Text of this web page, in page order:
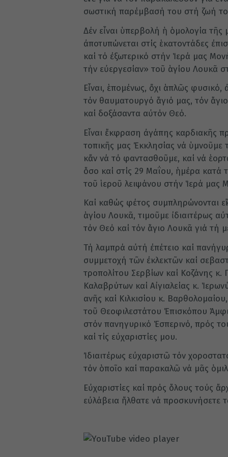
σωστική παρέμβασή του στή ζωή
Δέν εἶναι ὑπερβολή ἡ ὁμολογία τῆς
ἀποτυπώ­νε­ται στίς ἑκατοντάδες
καί τό ἐξωτερικό στήν Ἱερά μας
τήν εὐεργεσίαν» τοῦ ἁγίου Λουκᾶ
Εἶναι, ἑπομένως, ὄχι ἁπλῶς φυσι­κό,
τόν θαυμα­τουργό ἅγιό μας, τόν
καί δοξάσαντα αὐτόν Θεό.
Εἶναι ἔκφραση ἀγάπης καρδιακῆς
τοπικῆς μας Ἐκ­κλησίας νά ὑμνοῦμε
κἄν νά τό φαντασθοῦμε, καί νά
ὅσο καί στίς 29 Μαΐου, ἡμέρα κατά
τοῦ ἱεροῦ λειψάνου στήν Ἱερά
Καί καθώς φέτος συμπληρώνο­νται
ἁγίου Λουκᾶ, τιμοῦμε ἰδιαιτέρως
τόν Θεό καί τόν ἅγιο Λουκᾶ γιά τή
Τή λαμπρά αὐτή ἐπέτειο καί
συμμετοχή τῶν ἐκλεκτῶν καί
τροπολίτου Σερβίων καί Κοζά­νης
Καλαβρύτων καί Αἰγιαλείας κ.
ανῆς καί Κιλκισίου κ.
τοῦ Θεο­φιλεστάτου Ἐπισκόπου
στόν πανηγυρικό Ἑσπε­ρινό, πρός
καί τίς εὐχαριστίες μου.
Ἰδιαιτέρως εὐχαριστῶ τόν
τόν ὁποῖο καί παρακαλῶ νά μᾶς
Εὐχαριστίες καί πρός ὅλους τούς
εὐλάβεια ἤλθατε νά προσκυνήσετε